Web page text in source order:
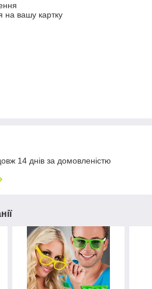
на вашу картку
14 днів за домовленістю